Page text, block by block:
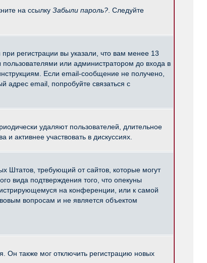
на ссылку Забыли пароль? . Следуйте
регистрации вы указали, что вам менее 13
или администратором до входа в
Если email-сообщение не получено,
адрес email, попробуйте связаться с
удаляют пользователей, длительное
активнее участвовать в дискуссиях.
Штатов, требующий от сайтов, которые могут
вида подтверждения того, что опекуны
на конференции, или к самой
вопросам и не является объектом
Он также мог отключить регистрацию новых